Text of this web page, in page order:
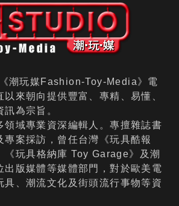
潮玩媒Fashion-Toy-Media》電
來朝向提供豐富、專精、易懂、
為宗旨。
領域專業資深編輯人。專擅雜誌書
專案採訪，曾任台灣《玩具酷報
《玩具格納庫 Toy Garage》及潮
出版媒體等媒體部門，對於歐美電
具、潮流文化及街頭流行事物等資